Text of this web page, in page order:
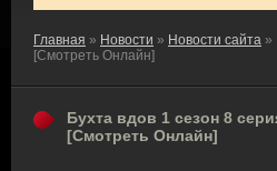
Главная » Новости » Новости сайта »
[Смотреть Онлайн]
Бухта вдов 1 сезон 8
[Смотреть Онлайн]